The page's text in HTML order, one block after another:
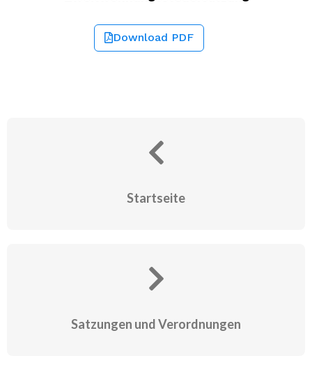
Download PDF
Startseite
Satzungen und Verordnungen